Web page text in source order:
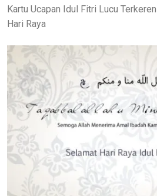
Kartu Ucapan Idul Fitri Lucu
Hari Raya